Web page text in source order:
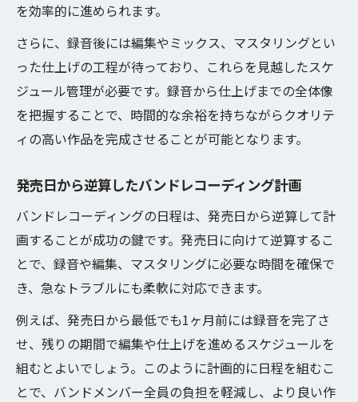
を効率的に進められます。
さらに、録音後には編集やミックス、マスタリングとい
った仕上げの工程が待っており、これらを見越したスケ
ジュール管理が必要です。録音から仕上げまでの全体像
を把握することで、時間的な余裕を持ちながらクオリテ
ィの高い作品を完成させることが可能となります。
発売日から逆算したバンドレコーディング計画
バンドレコーディングの日程は、発売日から逆算して計
画することが成功の鍵です。発売日に向けて逆算するこ
とで、録音や編集、マスタリングに必要な時間を確保で
き、急なトラブルにも柔軟に対応できます。
例えば、発売日から最低でも1ヶ月前には録音を完了さ
せ、残りの期間で編集や仕上げを進めるスケジュールを
組むとよいでしょう。このように計画的に日程を組むこ
とで、バンドメンバー全員の負担を軽減し、より良い作